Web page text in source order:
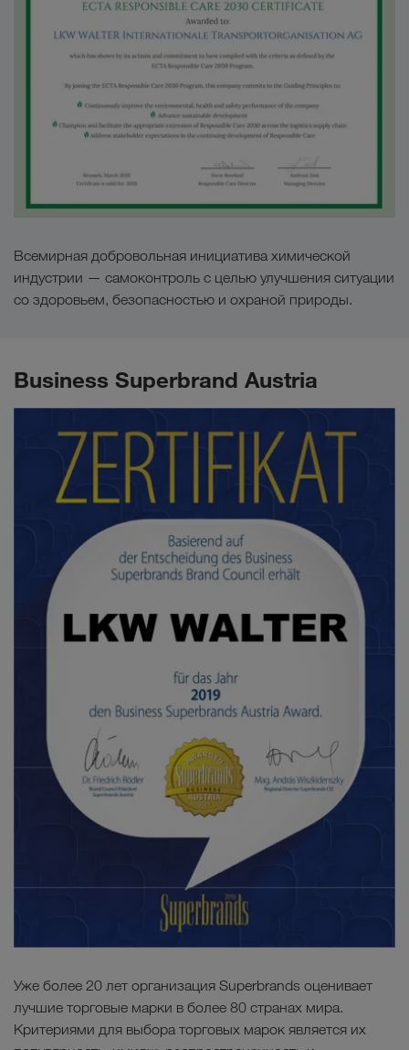
Всемирная добровольная инициатива химической
индустрии — самоконтроль с целью улучшения ситуации
со здоровьем, безопасностью и охраной природы.
Business Superbrand Austria
Уже более 20 лет организация Superbrands оценивает
лучшие торговые марки в более 80 странах мира.
Критериями для выбора торговых марок является их